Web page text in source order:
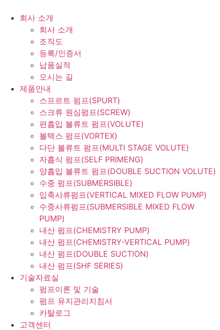
회사 소개
회사 소개
조직도
등록/인증서
납품실적
오시는 길
제품안내
스프르트 펌프(SPURT)
스크류 원심펌프(SCREW)
편흡입 볼류트 펌프(VOLUTE)
볼텍스 펌프(VORTEX)
다단 볼류트 펌프(MULTI STAGE VOLUTE)
자흡식 펌프(SELF PRIMENG)
양흡입 볼류트 펌프(DOUBLE SUCTION VOLUTE)
수중 펌프(SUBMERSIBLE)
입축사류펌프(VERTICAL MIXED FLOW PUMP)
수중사류펌프(SUBMERSIBLE MIXED FLOW
PUMP)
내산 펌프(CHEMISTRY PUMP)
내산 펌프(CHEMISTRY-VERTICAL PUMP)
내산 펌프(DOUBLE SUCTION)
내산 펌프(SHF SERIES)
기술자료실
펌프이론 및 기술
펌프 유지관리지침서
카탈로그
고객센터